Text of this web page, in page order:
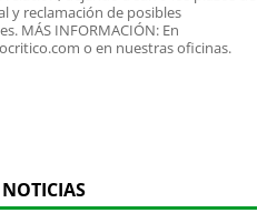
y reclamación de posibles
MÁS INFORMACIÓN: En
o en nuestras oficinas.